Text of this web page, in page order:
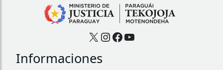
X Instagram
Facebook
YouTube
Informaciones